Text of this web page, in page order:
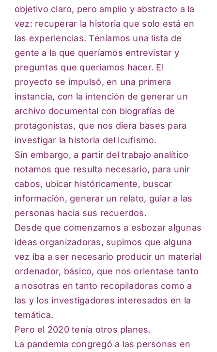
objetivo claro, pero amplio y abstracto a la
vez: recuperar la historia que solo está en
las experiencias. Teníamos una lista de
gente a la que queríamos entrevistar y
preguntas que queríamos hacer. El
proyecto se impulsó, en una primera
instancia, con la intención de generar un
archivo documental con biografías de
protagonistas, que nos diera bases para
investigar la historia del icufismo.
Sin embargo, a partir del trabajo analítico
notamos que resulta necesario, para unir
cabos, ubicar históricamente, buscar
información, generar un relato, guiar a las
personas hacia sus recuerdos.
Desde que comenzamos a esbozar algunas
ideas organizadoras, supimos que alguna
vez iba a ser necesario producir un material
ordenador, básico, que nos orientase tanto
a nosotras en tanto recopiladoras como a
las y los investigadores interesados en la
temática.
Pero el 2020 tenía otros planes.
La pandemia congregó a las personas en